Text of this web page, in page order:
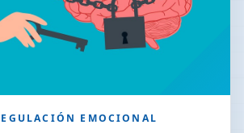
EMOCIONAL